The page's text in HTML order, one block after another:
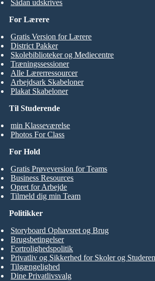
Sådan udskrives
Til Studerende
min Klasseværelse
Photos For Class
For Lærere
Gratis Version for Lærere
District Pakker
Skolebiblioteker og Mediecentre
Træningssessioner
Alle Lærerressourcer
Arbejdsark Skabeloner
Plakat Skabeloner
For Hold
Gratis Prøveversion for Teams
Business Resources
Opret for Arbejde
Tilmeld dig min Team
Politikker
Storyboard Ophavsret og Brug
Brugsbetingelser
Fortrolighedspolitik
Privatliv og Sikkerhed for Skoler og
Tilgængelighed
Dine Privatlivsvalg